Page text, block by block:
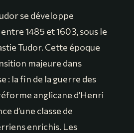
se développe
1485 et 1603, sous le
Tudor. Cette époque
majeure dans
: la fin de la guerre des
anglicane d’Henri
d’une classe de
enrichis. Les